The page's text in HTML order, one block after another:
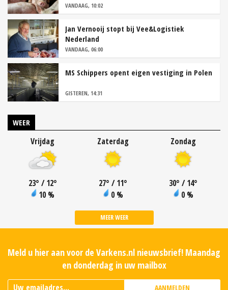
VANDAAG, 10:02
Jan Vernooij stopt bij Vee&Logistiek
Nederland
VANDAAG, 06:00
MS Schippers opent eigen vestiging in Polen
GISTEREN, 14:31
WEER
Vrijdag
23° / 12°
10 %
Zaterdag
27° / 11°
0 %
Zondag
30° / 14°
0 %
MEER WEER
Meld u hier aan voor de Varkens.nl nieuwsbrief! Maandag
en donderdag in uw mailbox
AANMELDEN